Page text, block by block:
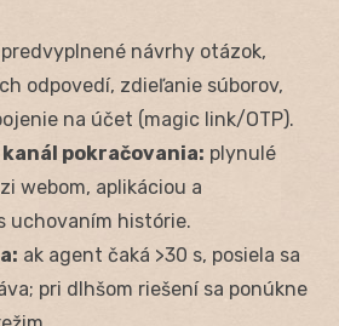
predvyplnené návrhy otázok,
odpovedí, zdieľanie súborov,
na účet (magic link/OTP).
pokračovania: plynulé
webom, aplikáciou a
uchovaním histórie.
ak agent čaká >30 s, posiela sa
pri dlhšom riešení sa ponúkne